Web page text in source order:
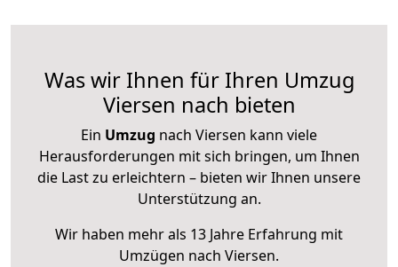
Was wir Ihnen für Ihren Umzug
Viersen nach bieten
Ein Umzug nach Viersen kann viele
Herausforderungen mit sich bringen, um Ihnen
die Last zu erleichtern – bieten wir Ihnen unsere
Unterstützung an.
Wir haben mehr als 13 Jahre Erfahrung mit
Umzügen nach Viersen.